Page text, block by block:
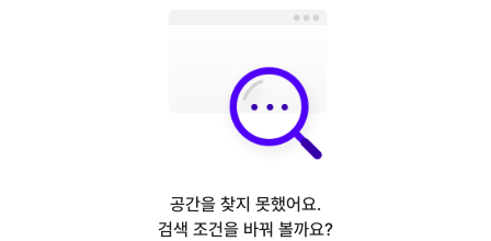
공간을 찾지 못했어요.
검색 조건을 바꿔 볼까요?